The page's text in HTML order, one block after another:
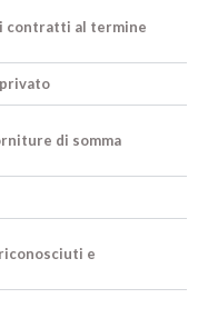
contratti al termine
di somma
e